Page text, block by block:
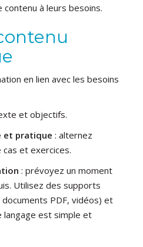
à leurs besoins.
en lien avec les besoins
et objectifs.
et pratique : alternez
et exercices.
: prévoyez un moment
Utilisez des supports
PDF, vidéos) et
langage est simple et